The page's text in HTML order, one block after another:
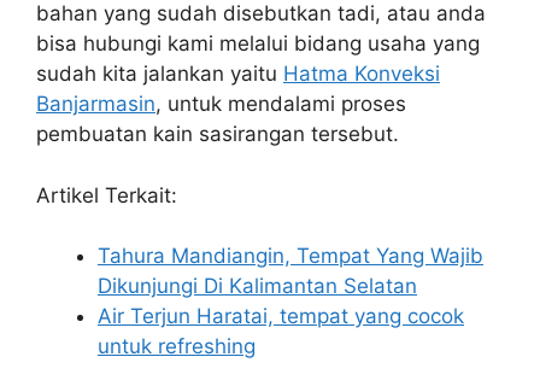
bahan yang sudah disebutkan tadi, atau anda
bisa hubungi kami melalui bidang usaha yang
sudah kita jalankan yaitu Hatma Konveksi
Banjarmasin, untuk mendalami proses
pembuatan kain sasirangan tersebut.
Artikel Terkait:
Tahura Mandiangin, Tempat Yang Wajib
Dikunjungi Di Kalimantan Selatan
Air Terjun Haratai, tempat yang cocok
untuk refreshing